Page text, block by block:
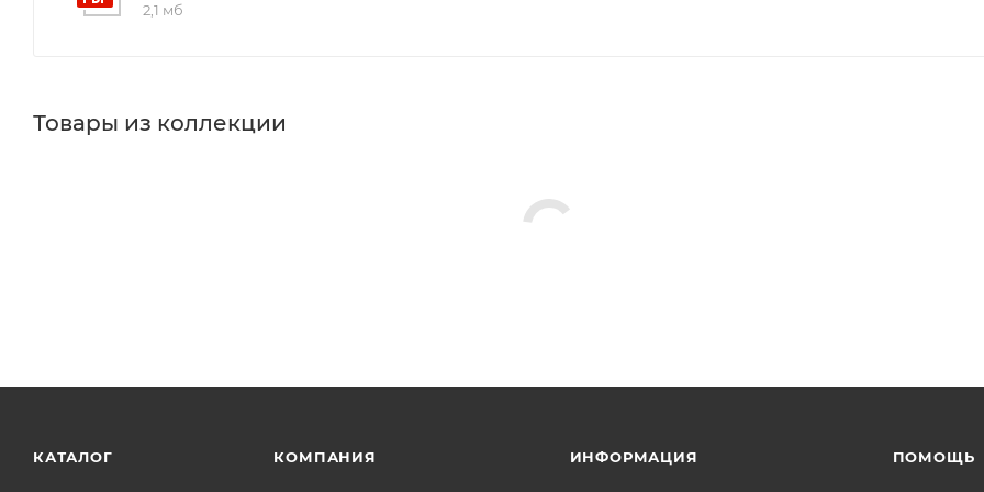
2,1 мб
Товары из коллекции
КАТАЛОГ КОМПАНИЯ ИНФОРМАЦИЯ ПОМОЩЬ